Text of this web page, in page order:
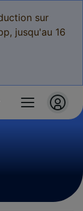
sur
jusqu'au 16